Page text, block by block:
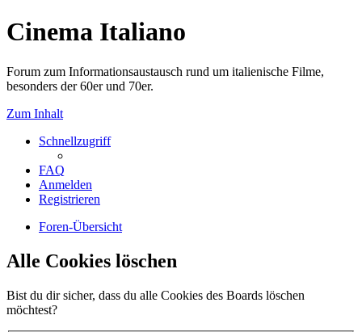
Cinema Italiano
Forum zum Informationsaustausch rund um italienische Filme,
besonders der 60er und 70er.
Zum Inhalt
Schnellzugriff
FAQ
Anmelden
Registrieren
Foren-Übersicht
Alle Cookies löschen
Bist du dir sicher, dass du alle Cookies des Boards löschen
möchtest?